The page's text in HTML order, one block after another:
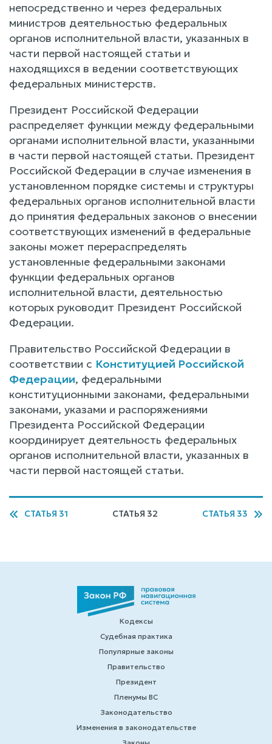
непосредственно и через федеральных
министров деятельностью федеральных
органов исполнительной власти, указанных в
части первой настоящей статьи и
находящихся в ведении соответствующих
федеральных министерств.
Президент Российской Федерации
распределяет функции между федеральными
органами исполнительной власти, указанными
в части первой настоящей статьи. Президент
Российской Федерации в случае изменения в
установленном порядке системы и структуры
федеральных органов исполнительной власти
до принятия федеральных законов о внесении
соответствующих изменений в федеральные
законы может перераспределять
установленные федеральными законами
функции федеральных органов
исполнительной власти, деятельностью
которых руководит Президент Российской
Федерации.
Правительство Российской Федерации в
соответствии с Конституцией Российской
Федерации, федеральными
конституционными законами, федеральными
законами, указами и распоряжениями
Президента Российской Федерации
координирует деятельность федеральных
органов исполнительной власти, указанных в
части первой настоящей статьи.
СТАТЬЯ 31 СТАТЬЯ 32 СТАТЬЯ 33
Кодексы
Судебная практика
Популярные законы
Правительство
Президент
Пленумы ВС
Законодательство
Изменения в законодательстве